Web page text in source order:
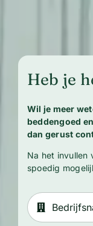
Heb je
Wil je meer
beddengoed
dan gerust
Na het invullen
spoedig